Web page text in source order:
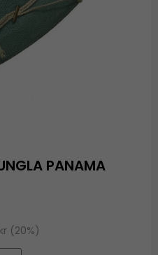
PANAMA
(20%)